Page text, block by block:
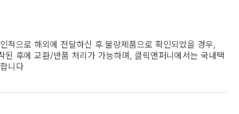
적으로 해외에 전달하신 후 불량제품으로 확인되었을 경우,
된 후에 교환/반품 처리가 가능하며, 클릭앤퍼니에서는 국내택
니다